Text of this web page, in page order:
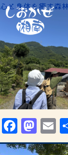
心と身体を癒す森